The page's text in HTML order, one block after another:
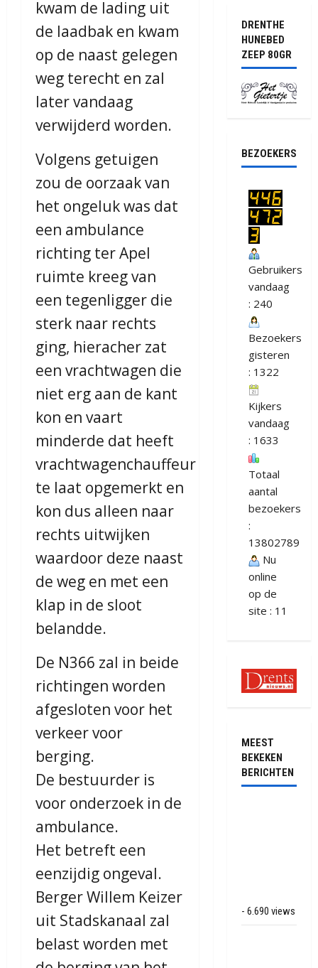
kwam de lading uit
de laadbak en kwam
op de naast gelegen
weg terecht en zal
later vandaag
verwijderd worden.
Volgens getuigen
zou de oorzaak van
het ongeluk was dat
een ambulance
richting ter Apel
ruimte kreeg van
een tegenligger die
sterk naar rechts
ging, hieracher zat
een vrachtwagen die
niet erg aan de kant
kon en vaart
minderde dat heeft
vrachtwagenchauffeur
te laat opgemerkt en
kon dus alleen naar
rechts uitwijken
waardoor deze naast
de weg en met een
klap in de sloot
belandde.
De N366 zal in beide
richtingen worden
afgesloten voor het
verkeer voor
berging.
De bestuurder is
voor onderzoek in de
ambulance.
Het betreft een
eenzijdig ongeval.
Berger Willem Keizer
uit Stadskanaal zal
belast worden met
DRENTHE
HUNEBED
ZEEP 80GR
BEZOEKERS
Gebruikers
vandaag
: 240
Bezoekers
gisteren
: 1322
Kijkers
vandaag
: 1633
Totaal
aantal
bezoekers
:
13802789
Nu
online
op de
site : 11
MEEST
BEKEKEN
BERICHTEN
- 6.690 views